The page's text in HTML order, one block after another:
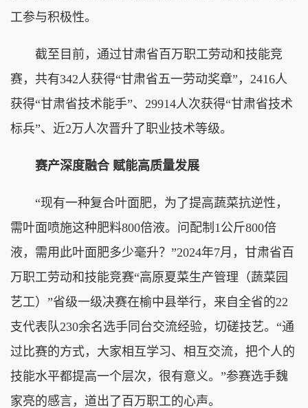
工参与积极性。
截至目前，通过甘肃省百万职工劳动和技能竞
赛，共有342人获得“甘肃省五一劳动奖章”，2416人
获得“甘肃省技术能手”、29914人次获得“甘肃省技术
标兵”、近2万人次晋升了职业技术等级。
赛产深度融合 赋能高质量发展
“现有一种复合叶面肥，为了提高蔬菜抗逆性，
需叶面喷施这种肥料800倍液。问配制1公斤800倍
液，需用此叶面肥多少毫升？”2024年7月，甘肃省百
万职工劳动和技能竞赛“高原夏菜生产管理（蔬菜园
艺工）”省级一级决赛在榆中县举行，来自全省的22
支代表队230余名选手同台交流经验，切磋技艺。“通
过比赛的方式，大家相互学习、相互交流，把个人的
技能水平都提高一个层次，很有意义。”参赛选手魏
家亮的感言，道出了百万职工的心声。